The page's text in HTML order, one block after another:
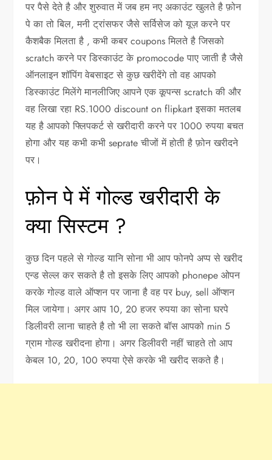
पर पैसे देते है और शुरुवात में जब हम नए अकाउंट खुलते है फ़ोन
पे का तो बिल, मनी ट्रांसफर जैसे सर्विसेज को यूज़ करने पर
कैशबैक मिलता है , कभी कबर coupons मिलते है जिसको
scratch करने पर डिस्काउंट के promocode पाए जाती है जैसे
ऑनलाइन शॉपिंग वेबसाइट से कुछ खरीदेंगे तो वह आपको
डिस्काउंट मिलेंगे मानलीजिए आपने एक कूपन्स scratch की और
वह लिखा रहा RS.1000 discount on flipkart इसका मतलब
यह है आपको फ्लिपकर्ट से खरीदारी करने पर 1000 रुपया बचत
होगा और यह कभी कभी seprate चीजों में होती है फ़ोन खरीदने
पर।
फ़ोन पे में गोल्ड खरीदारी के
क्या सिस्टम ?
कुछ दिन पहले से गोल्ड यानि सोना भी आप फोनपे अप्प से खरीद
एन्ड सेल्ल कर सकते है तो इसके लिए आपको phonepe ओपन
करके गोल्ड वाले ऑप्शन पर जाना है वह पर buy, sell ऑप्शन
मिल जायेगा। अगर आप 10, 20 हजर रुपया का सोना घरपे
डिलीवरी लाना चाहते है तो भी ला सकते बॉस आपको min 5
ग्राम गोल्ड खरीदना होगा। अगर डिलीवरी नहीं चाहते तो आप
केबल 10, 20, 100 रुपया ऐसे करके भी खरीद सकते है।